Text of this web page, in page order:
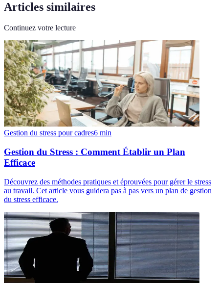
Articles similaires
Continuez votre lecture
Gestion du stress pour cadres6 min
Gestion du Stress : Comment Établir un Plan
Efficace
Découvrez des méthodes pratiques et éprouvées pour gérer le stress
au travail. Cet article vous guidera pas à pas vers un plan de gestion
du stress efficace.